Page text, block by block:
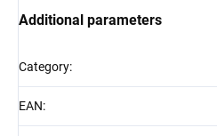
Additional parameters
Category:
EAN: